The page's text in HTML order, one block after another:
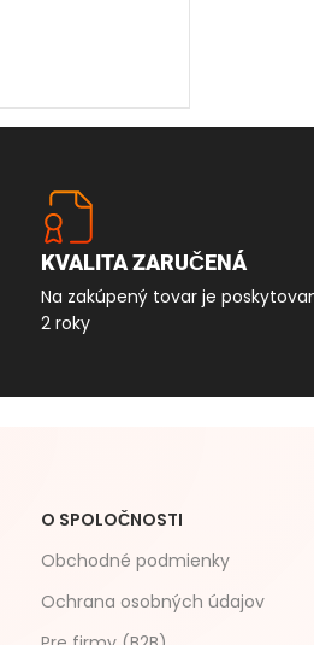
KVALITA ZARUČENÁ
Na zakúpený tovar je
2 roky
O SPOLOČNOSTI
Obchodné podmienky
Ochrana osobných údajov